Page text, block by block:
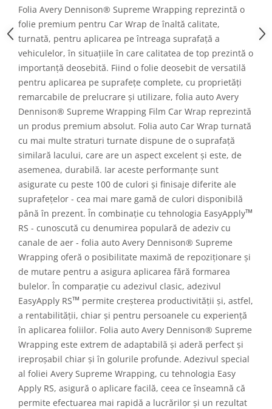
Folia Avery Dennison® Supreme Wrapping reprezintă o
folie premium pentru Car Wrap de înaltă calitate,
turnată, pentru aplicarea pe întreaga suprafață a
vehiculelor, în situațiile în care calitatea de top prezintă o
importanță deosebită. Fiind o folie deosebit de versatilă
pentru aplicarea pe suprafețe complete, cu proprietăți
remarcabile de prelucrare și utilizare, folia auto Avery
Dennison® Supreme Wrapping Film Car Wrap reprezintă
un produs premium absolut. Folia auto Car Wrap turnată
cu mai multe straturi turnate dispune de o suprafață
similară lacului, care are un aspect excelent și este, de
asemenea, durabilă. Iar aceste performanțe sunt
asigurate cu peste 100 de culori și finisaje diferite ale
suprafețelor - cea mai mare gamă de culori disponibilă
până în prezent. În combinație cu tehnologia EasyApply™
RS - cunoscută cu denumirea populară de adeziv cu
canale de aer - folia auto Avery Dennison® Supreme
Wrapping oferă o posibilitate maximă de repoziționare și
de mutare pentru a asigura aplicarea fără formarea
bulelor. În comparație cu adezivul clasic, adezivul
EasyApply RS™ permite creșterea productivității și, astfel,
a rentabilității, chiar și pentru persoanele cu experiență
în aplicarea foliilor. Folia auto Avery Dennison® Supreme
Wrapping este extrem de adaptabilă și aderă perfect și
ireproșabil chiar și în golurile profunde. Adezivul special
al foliei Avery Supreme Wrapping, cu tehnologia Easy
Apply RS, asigură o aplicare facilă, ceea ce înseamnă că
permite efectuarea mai rapidă a lucrărilor și un rezultat